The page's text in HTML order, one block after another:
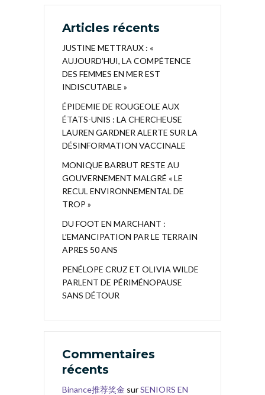
Articles récents
JUSTINE METTRAUX : «
AUJOURD’HUI, LA COMPÉTENCE
DES FEMMES EN MER EST
INDISCUTABLE »
ÉPIDEMIE DE ROUGEOLE AUX
ÉTATS-UNIS : LA CHERCHEUSE
LAUREN GARDNER ALERTE SUR LA
DÉSINFORMATION VACCINALE
MONIQUE BARBUT RESTE AU
GOUVERNEMENT MALGRÉ « LE
RECUL ENVIRONNEMENTAL DE
TROP »
DU FOOT EN MARCHANT :
L’EMANCIPATION PAR LE TERRAIN
APRES 50 ANS
PENÉLOPE CRUZ ET OLIVIA WILDE
PARLENT DE PÉRIMÉNOPAUSE
SANS DÉTOUR
Commentaires
récents
Binance推荐奖金 surSENIORS EN